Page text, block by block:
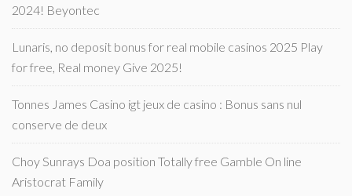
2024! Beyontec
Lunaris, no deposit bonus for real mobile casinos 2025 Play
for free, Real money Give 2025!
Tonnes James Casino igt jeux de casino : Bonus sans nul
conserve de deux
Choy Sunrays Doa position Totally free Gamble On line
Aristocrat Family